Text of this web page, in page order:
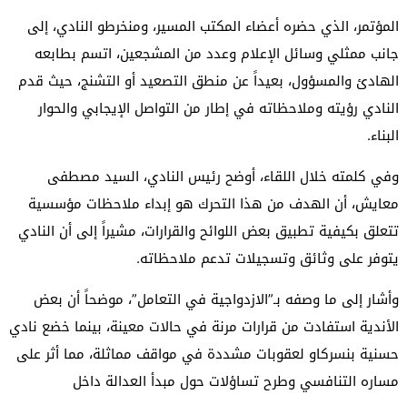
المؤتمر، الذي حضره أعضاء المكتب المسير، ومنخرطو النادي، إلى
جانب ممثلي وسائل الإعلام وعدد من المشجعين، اتسم بطابعه
الهادئ والمسؤول، بعيداً عن منطق التصعيد أو التشنج، حيث قدم
النادي رؤيته وملاحظاته في إطار من التواصل الإيجابي والحوار
البناء.
وفي كلمته خلال اللقاء، أوضح رئيس النادي، السيد مصطفى
معايش، أن الهدف من هذا التحرك هو إبداء ملاحظات مؤسسية
تتعلق بكيفية تطبيق بعض اللوائح والقرارات، مشيراً إلى أن النادي
يتوفر على وثائق وتسجيلات تدعم ملاحظاته.
وأشار إلى ما وصفه بـ”الازدواجية في التعامل”، موضحاً أن بعض
الأندية استفادت من قرارات مرنة في حالات معينة، بينما خضع نادي
حسنية بنسركاو لعقوبات مشددة في مواقف مماثلة، مما أثر على
مساره التنافسي وطرح تساؤلات حول مبدأ العدالة داخل